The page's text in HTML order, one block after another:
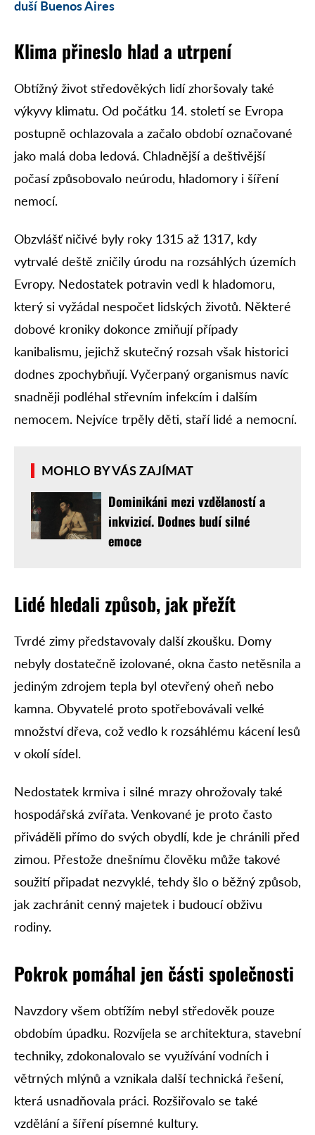
duší Buenos Aires
Klima přineslo hlad a utrpení
Obtížný život středověkých lidí zhoršovaly také
výkyvy klimatu. Od počátku 14. století se Evropa
postupně ochlazovala a začalo období označované
jako malá doba ledová. Chladnější a deštivější
počasí způsobovalo neúrodu, hladomory i šíření
nemocí.
Obzvlášť ničivé byly roky 1315 až 1317, kdy
vytrvalé deště zničily úrodu na rozsáhlých územích
Evropy. Nedostatek potravin vedl k hladomoru,
který si vyžádal nespočet lidských životů. Některé
dobové kroniky dokonce zmiňují případy
kanibalismu, jejichž skutečný rozsah však historici
dodnes zpochybňují. Vyčerpaný organismus navíc
snadněji podléhal střevním infekcím i dalším
nemocem. Nejvíce trpěly děti, staří lidé a nemocní.
MOHLO BY VÁS ZAJÍMAT
Dominikáni mezi vzdělaností a
inkvizicí. Dodnes budí silné
emoce
Lidé hledali způsob, jak přežít
Tvrdé zimy představovaly další zkoušku. Domy
nebyly dostatečně izolované, okna často netěsnila a
jediným zdrojem tepla byl otevřený oheň nebo
kamna. Obyvatelé proto spotřebovávali velké
množství dřeva, což vedlo k rozsáhlému kácení lesů
v okolí sídel.
Nedostatek krmiva i silné mrazy ohrožovaly také
hospodářská zvířata. Venkované je proto často
přiváděli přímo do svých obydlí, kde je chránili před
zimou. Přestože dnešnímu člověku může takové
soužití připadat nezvyklé, tehdy šlo o běžný způsob,
jak zachránit cenný majetek i budoucí obživu
rodiny.
Pokrok pomáhal jen části společnosti
Navzdory všem obtížím nebyl středověk pouze
obdobím úpadku. Rozvíjela se architektura, stavební
techniky, zdokonalovalo se využívání vodních i
větrných mlýnů a vznikala další technická řešení,
která usnadňovala práci. Rozšiřovalo se také
vzdělání a šíření písemné kultury.